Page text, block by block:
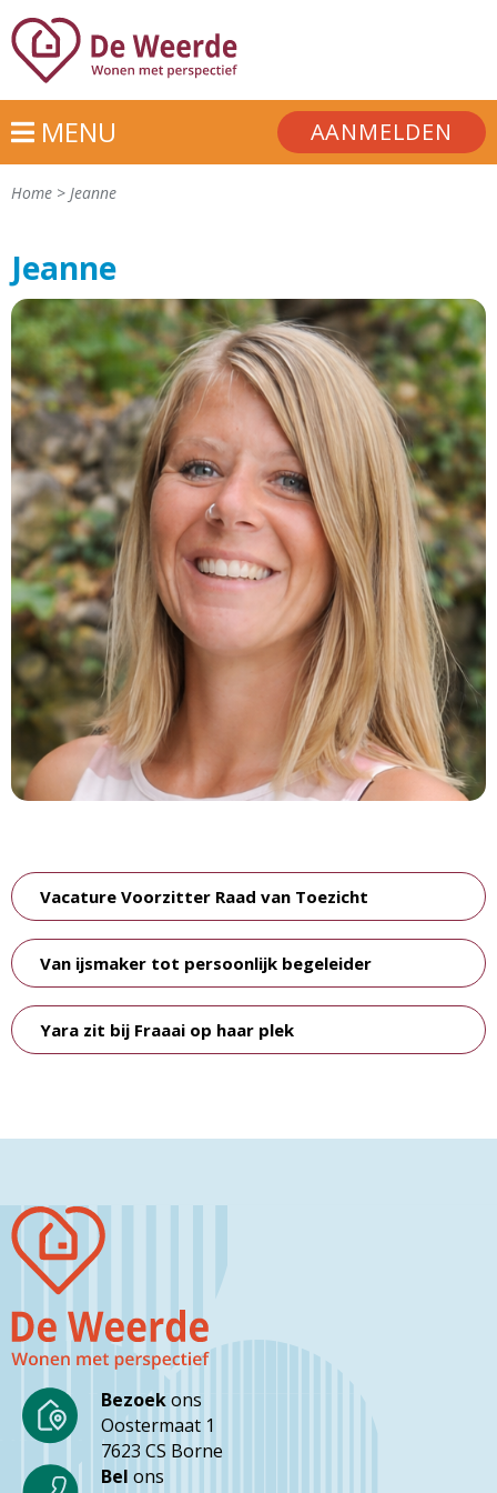
MENU AANMELDEN
Home > Jeanne
Jeanne
Vacature Voorzitter Raad van Toezicht
Van ijsmaker tot persoonlijk begeleider
Yara zit bij Fraaai op haar plek
Bezoekons
Oostermaat 1
7623 CS Borne
Bel ons